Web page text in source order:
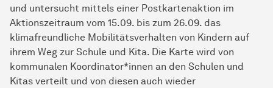
und untersucht mittels einer Postkartenaktion im
Aktionszeitraum vom 15.09. bis zum 26.09. das
klimafreundliche Mobilitätsverhalten von Kindern auf
ihrem Weg zur Schule und Kita. Die Karte wird von
kommunalen Koordinator*innen an den Schulen und
Kitas verteilt und von diesen auch wieder